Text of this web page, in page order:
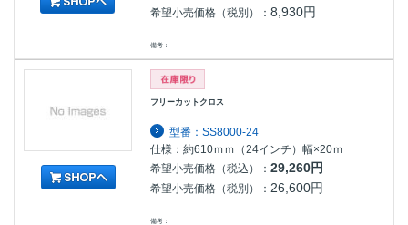
希望小売価格（税別）： 8,930円
備考：
フリーカットクロス
型番：SS8000-24
仕様：約610ｍｍ（24インチ）幅×20ｍ
希望小売価格（税込）：29,260円
希望小売価格（税別）： 26,600円
備考：